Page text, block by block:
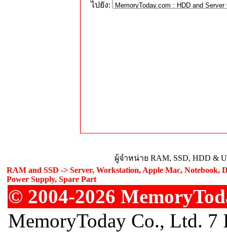
ไปยัง:
ผู้จำหน่าย RAM, SSD, HDD &
RAM and SSD -> Server, Workstation, Apple Mac, Notebook,
Power Supply, Spare Part
© 2004-2026
MemoryToday Co., Ltd.